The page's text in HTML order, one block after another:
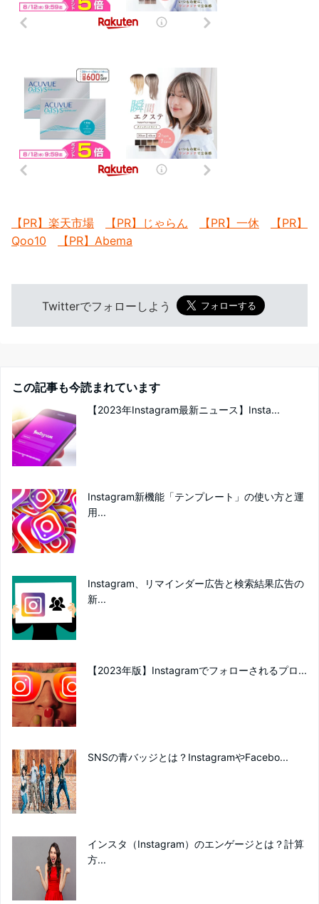
【PR】楽天市場 【PR】じゃらん 【PR】一休
【PR】
Qoo10
【PR】Abema
Twitterでフォローしよう
この記事も今読まれています
【2023年Instagram最新ニュース】Insta...
Instagram新機能「テンプレート」の使い方と運
用...
Instagram、リマインダー広告と検索結果広告の
新...
【2023年版】Instagramでフォローされるプロ...
SNSの青バッジとは？InstagramやFacebo...
インスタ（Instagram）のエンゲージとは？計算
方...